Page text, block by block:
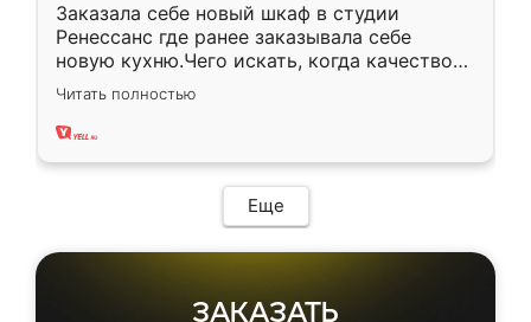
Заказала себе новый шкаф в студии
Ренессанс где ранее заказывала себе
новую кухню.Чего искать, когда качеством
вполне довольна. Служит кухня уже почти
два года, нареканий нет.
Читать полностью
Еще
ЗАКАЗАТЬ